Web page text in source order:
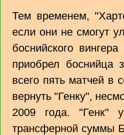
Тем временем,
если они не смогут
боснийского
приобрел боснийца
всего пять матчей в
вернуть "Генку",
2009 года. "Генк"
трансферной суммы